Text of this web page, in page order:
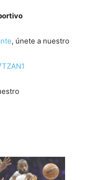
, únete a nuestro